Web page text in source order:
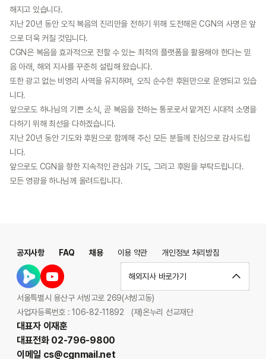
해지고 있습니다.
지난 20년 동안 오직 복음의 진리만을 전하기 위해 도전해온 CGN의 사명은 앞
으로 더욱 커질 것입니다.
CGN은 복음을 효과적으로 전할 수 있는 최적의 플랫폼을 활용해야 한다는 믿
음 아래, 해외 지사를 꾸준히 설립해 왔습니다.
또한 광고 없는 비영리 사역을 유지하며, 오직 순수한 후원만으로 운영되고 있습
니다.
앞으로도 하나님의 기쁜 소식, 곧 복음을 전하는 통로로서 맡겨진 시대적 소명을
다하기 위해 최선을 다하겠습니다.
지난 20년 동안 기도와 후원으로 함께해 주신 모든 분들께 진심으로 감사드립
니다.
앞으로도 CGN을 향한 지속적인 관심과 기도, 그리고 후원을 부탁드립니다.
모든 영광을 하나님께 올려드립니다.
공지사항 FAQ 채용 이용 약관 개인정보 처리방침
해외지사 바로가기
서울특별시 용산구 서빙고로 269(서빙고동)
사업자등록번호 : 106-82-11892
(재)온누리 선교재단
대표자 이재훈
대표전화 02-796-9800
이메일 cs@cgnmail.net